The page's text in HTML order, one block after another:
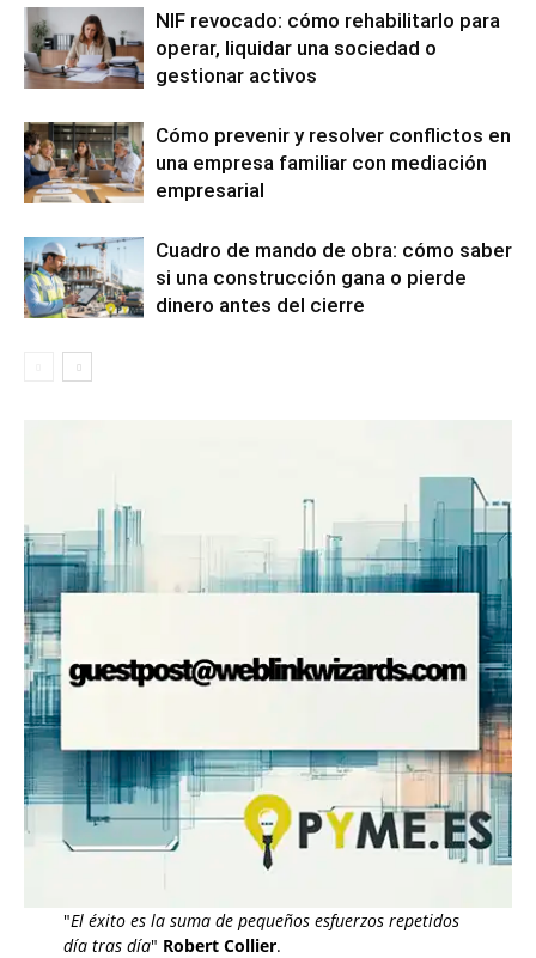
NIF revocado: cómo rehabilitarlo para
operar, liquidar una sociedad o
gestionar activos
Cómo prevenir y resolver conflictos en
una empresa familiar con mediación
empresarial
Cuadro de mando de obra: cómo saber
si una construcción gana o pierde
dinero antes del cierre
"El éxito es la suma de pequeños esfuerzos repetidos
día tras día" Robert Collier.